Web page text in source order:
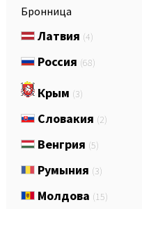
Бронница
Латвия (4)
Россия (68)
Крым (3)
Словакия (2)
Венгрия (5)
Румыния (3)
Молдова (15)